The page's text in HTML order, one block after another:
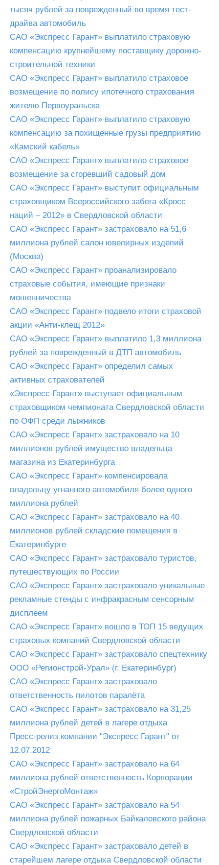
тысяч рублей за поврежденный во время тест-
драйва автомобиль
САО «Экспресс Гарант» выплатило страховую
компенсацию крупнейшему поставщику дорожно-
строительной техники
САО «Экспресс Гарант» выплатило страховое
возмещение по полису ипотечного страхования
жителю Первоуральска
САО «Экспресс Гарант» выплатило страховую
компенсацию за похищенные грузы предприятию
«Камский кабель»
САО «Экспресс Гарант» выплатило страховое
возмещение за сгоревший садовый дом
САО «Экспресс Гарант» выступит официальным
страховщиком Всероссийского забега «Кросс
наций – 2012» в Свердловской области
САО «Экспресс Гарант» застраховало на 51,6
миллиона рублей салон ювелирных изделий
(Москва)
САО «Экспресс Гарант» проанализировало
страховые события, имеющие признаки
мошенничества
САО «Экспресс Гарант» подвело итоги страховой
акции «Анти-клещ 2012»
САО «Экспресс Гарант» выплатило 1,3 миллиона
рублей за поврежденный в ДТП автомобиль
САО «Экспресс Гарант» определил самых
активных страхователей
«Экспресс Гарант» выступает официальным
страховщиком чемпионата Свердловской области
по ОФП среди лыжников
САО «Экспресс Гарант» застраховало на 10
миллионов рублей имущество владельца
магазина из Екатеринбурга
САО «Экспресс Гарант» компенсировала
владельцу угнанного автомобиля более одного
миллиона рублей
САО «Экспресс Гарант» застраховало на 40
миллионов рублей складские помещения в
Екатеринбурге
САО «Экспресс Гарант» застраховало туристов,
путешествующих по России
САО «Экспресс Гарант» застраховало уникальные
рекламные стенды с инфракрасным сенсорным
дисплеем
САО «Экспресс Гарант» вошло в ТОП 15 ведущих
страховых компаний Свердловской области
САО «Экспресс Гарант» застраховало спецтехнику
ООО «Регионстрой-Урал» (г. Екатеринбург)
САО «Экспресс Гарант» застраховало
ответственность пилотов паралёта
САО «Экспресс Гарант» застраховало на 31,25
миллиона рублей детей в лагере отдыха
Пресс-релиз компании "Экспресс Гарант" от
12.07.2012
САО «Экспресс Гарант» застраховало на 64
миллиона рублей ответственность Корпорации
«СтройЭнергоМонтаж»
САО «Экспресс Гарант» застраховало на 54
миллиона рублей пожарных Байкаловского района
Свердловской области
САО «Экспресс Гарант» застраховало детей в
старейшем лагере отдыха Свердловской области